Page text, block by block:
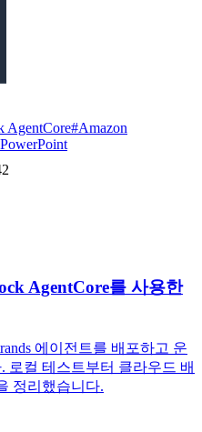
AgentCore#Amazon
PowerPoint
AgentCore를 사용한
에이전트를 배포하고 운
로컬 테스트부터 클라우드 배
정리했습니다.